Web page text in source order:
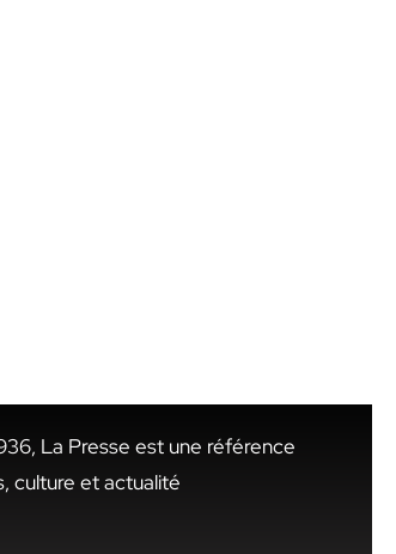
La Presse est une référence
culture et actualité